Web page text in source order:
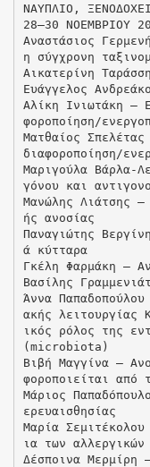
ΝΑΥΠΛΙΟ,
28–30 ΝΟΕΜΒΡΙΟΥ
Aναστάσιος
η σύγχρονη
Αικατερίνη
Ευάγγελος
Αλίκη Iνιωτάκη —
φοροποίηση/
Mατθαίος
διαφοροποίηση/
Mαριγούλα Βάρλα-
γόνου και
Mανώλης Λιάτσης
ής ανοσίας
Παναγιώτης
ά κύτταρα
Γκέλη Φαρμάκη —
Βασίλης
Άννα
ακής λειτουργίας
ικός ρόλος της
(microbiota)
Βιβή Μαγγίνα —
φοροποιείται από
Μάριος
ερευαισθησίας
Μαρία
ια των αλλεργικών
Δέσποινα Μερμίρη